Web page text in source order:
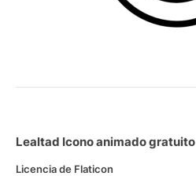
Lealtad Icono animado gratuito
Licencia de Flaticon